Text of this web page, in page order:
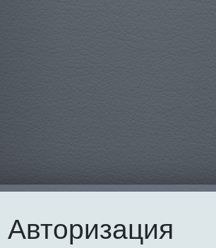
Авторизация